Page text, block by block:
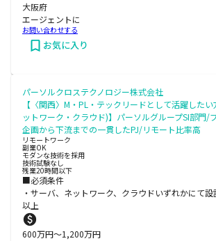
大阪府
エージェントに
お問い合わせする
お気に入り
パーソルクロステクノロジー株式会社
【〈関西〉M・PL・テックリードとして活躍した
ットワーク・クラウド)】パーソルグループSI部門/
企画から下流までの一貫したPJ/リモート比率高
リモートワーク
副業OK
モダンな技術を採用
技術試験なし
残業20時間以下
■必須条件
・サーバ、ネットワーク、クラウドいずれかにて
以上
600万円〜1,200万円